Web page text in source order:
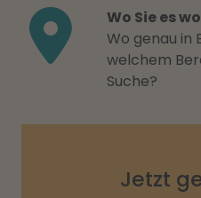
Wo Sie es
Wo genau in
welchem
Suche?
Jetzt